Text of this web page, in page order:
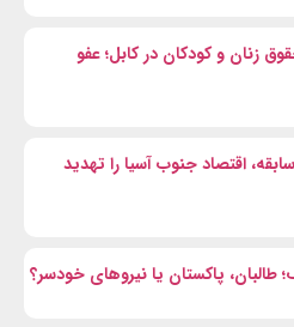
حقوق زنان و کودکان در کابل؛ عفو
اقتصاد جنوب آسیا را تهدید